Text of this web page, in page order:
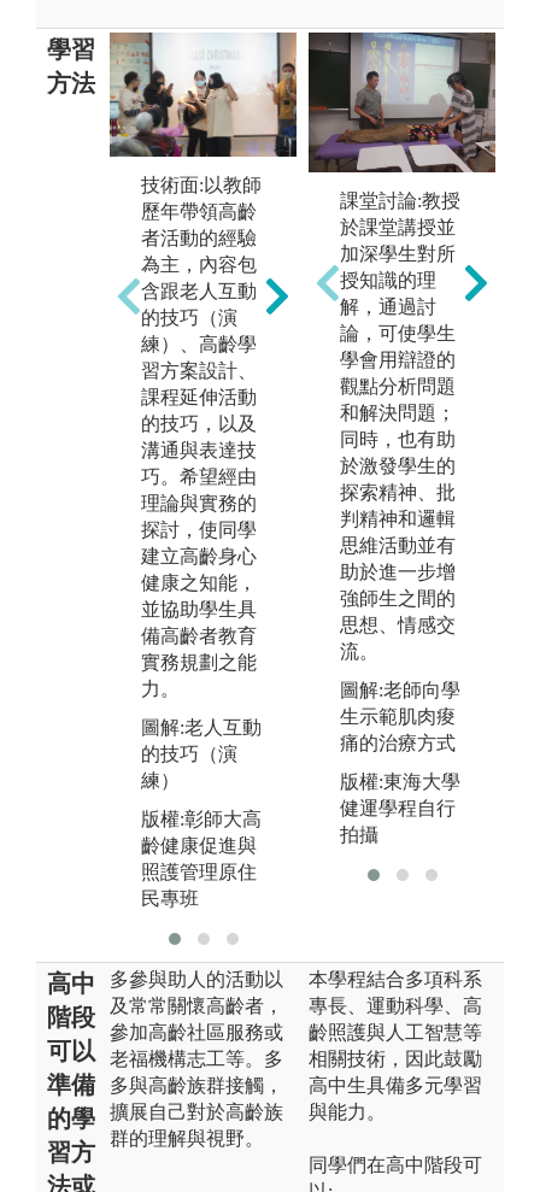
學習
方法
技術面:以教師
歷年帶領高齡
者活動的經驗
為主，內容包
含跟老人互動
的技巧（演
練）、高齡學
習方案設計、
課程延伸活動
的技巧，以及
溝通與表達技
巧。希望經由
理論與實務的
探討，使同學
建立高齡身心
健康之知能，
並協助學生具
備高齡者教育
實務規劃之能
力。
圖解:老人互動
的技巧（演
練）
版權:彰師大高
齡健康促進與
照護管理原住
民專班
廣泛介紹原住
民族社會、部
落與傳藝文化
基礎層面之重
要議題，包含
了台灣部落介
紹、聚落組
織、年齡階級
與親族組織
等，連結到原
住民的生活文
化及其內涵。
圖解:原住民族
傳統療癒用品
版權:彰師大高
齡健康促進與
照護管理原住
課堂討論:教授
於課堂講授並
加深學生對所
授知識的理
解，通過討
論，可使學生
學會用辯證的
觀點分析問題
和解決問題；
同時，也有助
於激發學生的
探索精神、批
判精神和邏輯
思維活動並有
助於進一步增
強師生之間的
思想、情感交
流。
圖解:老師向學
生示範肌肉痠
痛的治療方式
版權:東海大學
健運學程自行
拍攝
高中
階段
可以
準備
的學
習方
法或
多參與助人的活動以
及常常關懷高齡者，
參加高齡社區服務或
老福機構志工等。多
多與高齡族群接觸，
擴展自己對於高齡族
群的理解與視野。
本學程結合多項科系
專長、運動科學、高
齡照護與人工智慧等
相關技術，因此鼓勵
高中生具備多元學習
與能力。
同學們在高中階段可